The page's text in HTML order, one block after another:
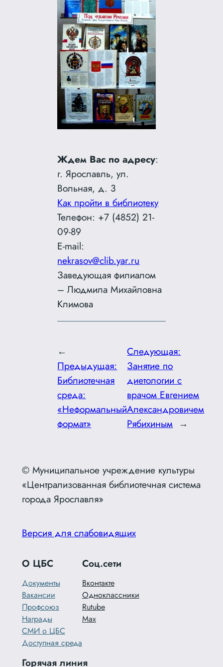
Ждем Вас по адресу:
г. Ярославль, ул.
Вольная, д. 3
Как пройти в библиотеку
Телефон: +7 (4852) 21-
09-89
E-mail:
nekrasov@clib.yar.ru
Заведующая филиалом
– Людмила Михайловна
Климова
←
Предыдущая:
Библиотечная
среда:
«Неформальный
формат»
Следующая:
Занятие по
диетологии с
врачом Евгением
Александровичем
Рябихиным →
© Муниципальное учреждение культуры
«Централизованная библиотечная система
города Ярославля»
Версия для слабовидящих
О ЦБС
Документы
Вакансии
Профсоюз
Награды
СМИ о ЦБС
Доступная среда
Соц.сети
Вконтакте
Одноклассники
Rutube
Max
Горячая линия